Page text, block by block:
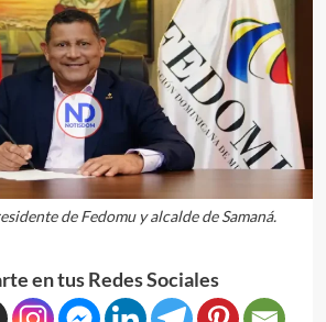
de Fedomu y alcalde de Samaná.
en tus Redes Sociales